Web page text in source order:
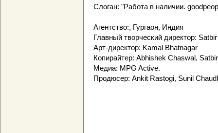
Слоган: "Работа в наличии.
Агентство:, Гургаон, Индия
Главный творческий директор:
Арт-директор: Kamal Bhatnagar
Копирайтер: Abhishek Chaswal,
Медиа: MPG Active.
Продюсер: Ankit Rastogi, Sunil